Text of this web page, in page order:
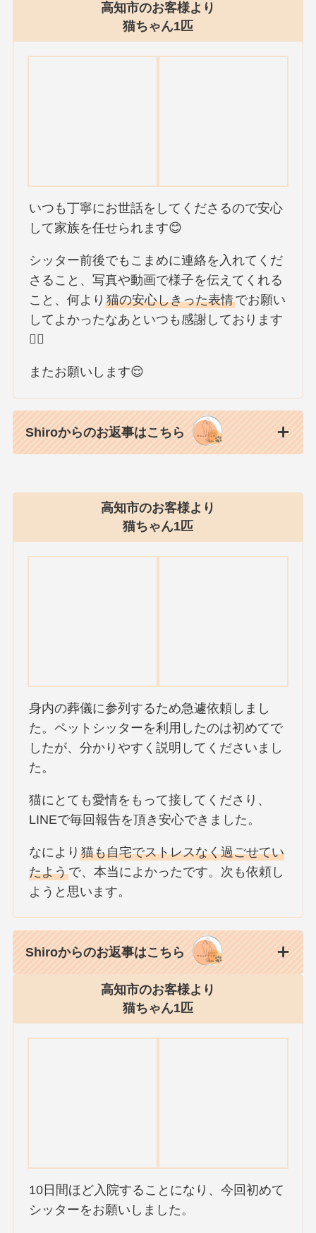
高知市のお客様より
猫ちゃん1匹
いつも丁寧にお世話をしてくださるので安心
して家族を任せられます😊
シッター前後でもこまめに連絡を入れてくだ
さること、写真や動画で様子を伝えてくれる
こと、何より猫の安心しきった表情でお願い
してよかったなあといつも感謝しております
🙇‍♀️
またお願いします😌
Shiroからのお返事はこちら
高知市のお客様より
猫ちゃん1匹
身内の葬儀に参列するため急遽依頼しまし
た。ペットシッターを利用したのは初めてで
したが、分かりやすく説明してくださいまし
た。
猫にとても愛情をもって接してくださり、
LINEで毎回報告を頂き安心できました。
なにより猫も自宅でストレスなく過ごせてい
たようで、本当によかったです。次も依頼し
ようと思います。
Shiroからのお返事はこちら
高知市のお客様より
猫ちゃん1匹
10日間ほど入院することになり、今回初めて
シッターをお願いしました。